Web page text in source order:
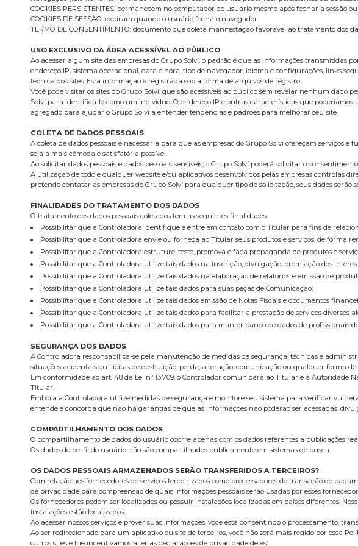
COOKIES PERSISTENTES: permanecem no computador do usuário mesmo após fechar a sessão
COOKIES DE SESSÃO: expiram quando o usuário fecha o navegador.
TERMO DE CONSENTIMENTO: documento que coleta manifestação favorável ao tratamento dos
USO EXCLUSIVO DA ÁREA ACESSÍVEL AO PÚBLICO
Ao acessar algum site das empresas do Grupo Solví, o padrão é que as informações transmitidas
endereço IP, sistema operacional, data e hora, tipo de navegador, idioma e configurações, links
técnica dos sites. Esta informação é registrada sob a forma de arquivos de registro.
Você pode visitar os sites do Grupo Solví, que são acessíveis ao público sem revelar nenhum
Solví para identificá-lo como um indivíduo. O endereço IP e outras características que
agregado para ajudar o Grupo Solví a entender tendências e padrões para melhorar seu site.
COLETA DE DADOS PESSOAIS
A coleta de dados pessoais é necessária para que as empresas do Grupo Solví ofereçam serviços
seja a mais cômoda e satisfatória possível.
Ao solicitar dados pessoais e dados pessoais sensíveis, o Grupo Solví poderá solicitar o
A utilização de todo e qualquer website e/ou aplicativos desenvolvidos pelas empresas controlas
pretende contatar as empresas do Grupo Solví para qualquer tipo de solicitação, seus dados serão
FINALIDADES DO TRATAMENTO DOS DADOS
O tratamento dos dados pessoais coletados tem as seguintes finalidades:
Possibilitar que a Controladora identifique e entre em contato com o Titular para fins de
Possibilitar que a Controladora envie ou forneça ao Titular seus produtos e serviços, de forma
Possibilitar que a Controladora estruture, teste, promova e faça propaganda de produtos e
Possibilitar que a Controladora utilize tais dados na inscrição, divulgação, premiação dos
Possibilitar que a Controladora utilize tais dados na elaboração de relatórios e emissão de
Possibilitar que a Controladora utilize tais dados para suas peças de Comunicação;
Possibilitar que a Controladora utilize tais dados emissão de Notas Fiscais e documentos
Possibilitar que a Controladora utilize tais dados para facilitar a prestação de serviços
Possibilitar que a Controladora utilize tais dados para manter banco de dados de profissionais
SEGURANÇA DOS DADOS
A Controladora responsabiliza-se pela manutenção de medidas de segurança, técnicas e
situações acidentais ou ilícitas de destruição, perda, alteração, comunicação ou qualquer forma
Em conformidade ao art. 48 da Lei nº 13.709, o Controlador comunicará ao Titular e à
Titular.
Embora a Controladora utilize medidas de segurança e monitore seu sistema para verificar
entende e concorda que não há garantias de que as informações não poderão ser acessadas,
COMPARTILHAMENTO DOS DADOS
O compartilhamento de dados do usuário ocorre apenas com os dados referentes a publicações
Os dados do perfil do usuário não são compartilhados publicamente em sistemas de busca.
OS DADOS PESSOAIS ARMAZENADOS SERÃO TRANSFERIDOS A TERCEIROS?
Com relação aos fornecedores de serviços terceirizados como processadores de transação de
de privacidade para compreensão de quais informações pessoais serão usadas por esses
Os fornecedores podem ser localizados ou possuir instalações localizadas em países diferentes.
instalações estão localizados.
Ao acessar nossos serviços e prover suas informações, você está consentindo o processamento,
Ao ser redirecionado para um aplicativo ou site de terceiros, você não será mais regido por essa
outros sites e lhe incentivamos a ler as declarações de privacidade deles.